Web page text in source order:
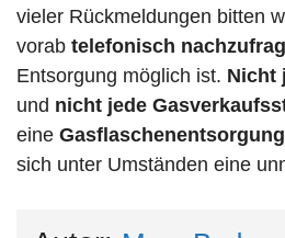
vieler Rückmeldungen bitten
vorab telefonisch
Entsorgung möglich ist. Nicht
und nicht jede
eine Gasflaschenentsorgung
sich unter Umständen eine